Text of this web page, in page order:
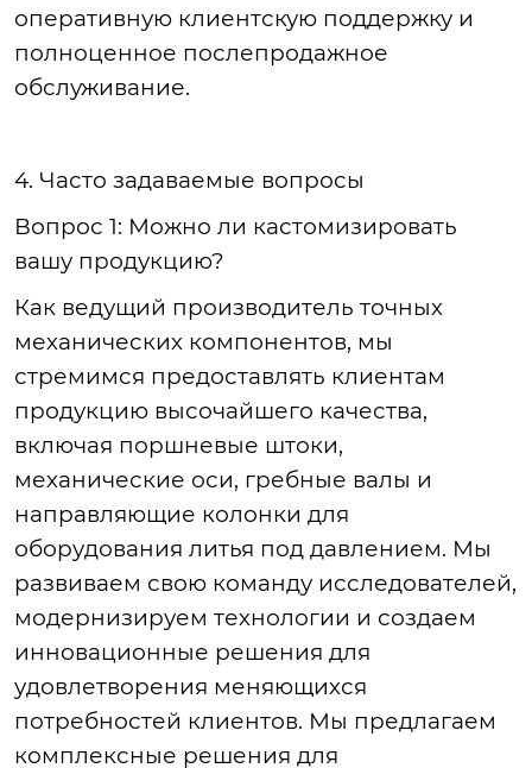
оперативную клиентскую поддержку и
полноценное послепродажное
обслуживание.
4. Часто задаваемые вопросы
Вопрос 1: Можно ли кастомизировать
вашу продукцию?
Как ведущий производитель точных
механических компонентов, мы
стремимся предоставлять клиентам
продукцию высочайшего качества,
включая поршневые штоки,
механические оси, гребные валы и
направляющие колонки для
оборудования литья под давлением. Мы
развиваем свою команду исследователей,
модернизируем технологии и создаем
инновационные решения для
удовлетворения меняющихся
потребностей клиентов. Мы предлагаем
комплексные решения для